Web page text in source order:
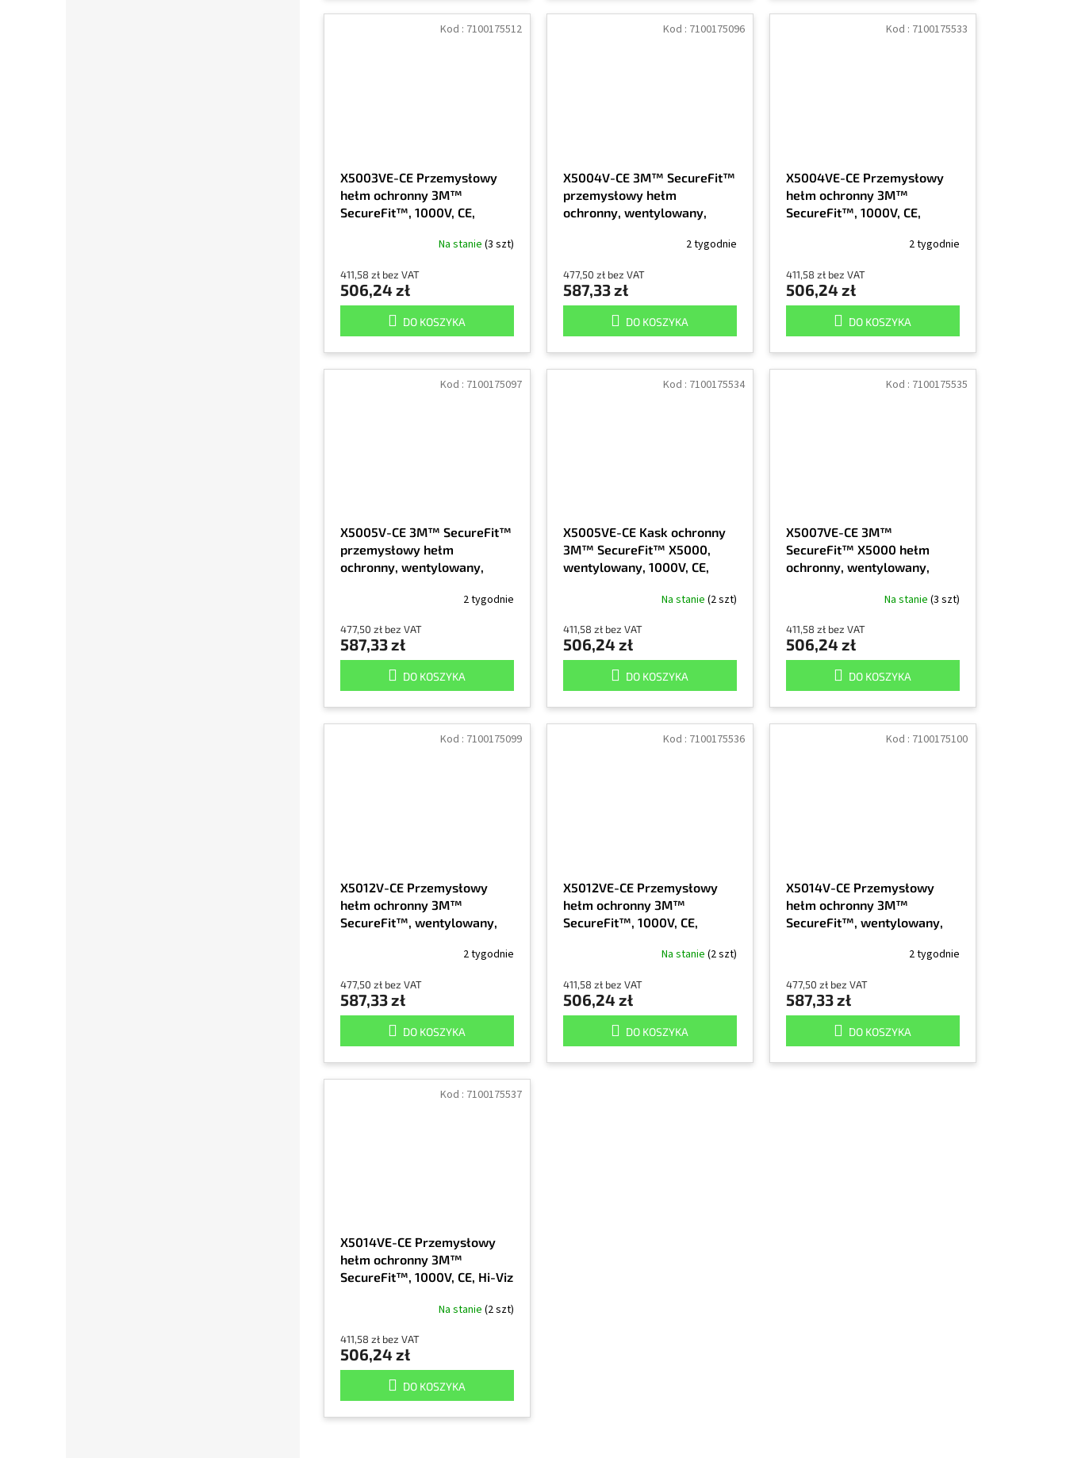
X5003VE-CE Przemysłowy
hełm ochronny 3M™
SecureFit™, 1000V, CE,
Na stanie (3 szt)
411,58 zł bez VAT
506,24 zł
DO KOSZYKA
Kod : 7100175512
X5004V-CE 3M™ SecureFit™
przemysłowy hełm
ochronny, wentylowany,
2 tygodnie
477,50 zł bez VAT
587,33 zł
DO KOSZYKA
Kod : 7100175096
X5004VE-CE Przemysłowy
hełm ochronny 3M™
SecureFit™, 1000V, CE,
2 tygodnie
411,58 zł bez VAT
506,24 zł
DO KOSZYKA
Kod : 7100175533
X5005V-CE 3M™ SecureFit™
przemysłowy hełm
ochronny, wentylowany,
2 tygodnie
477,50 zł bez VAT
587,33 zł
DO KOSZYKA
Kod : 7100175097
X5005VE-CE Kask ochronny
3M™ SecureFit™ X5000,
wentylowany, 1000V, CE,
Na stanie (2 szt)
411,58 zł bez VAT
506,24 zł
DO KOSZYKA
Kod : 7100175534
X5007VE-CE 3M™
SecureFit™ X5000 hełm
ochronny, wentylowany,
Na stanie (3 szt)
411,58 zł bez VAT
506,24 zł
DO KOSZYKA
Kod : 7100175535
X5012V-CE Przemysłowy
hełm ochronny 3M™
SecureFit™, wentylowany,
2 tygodnie
477,50 zł bez VAT
587,33 zł
DO KOSZYKA
Kod : 7100175099
X5012VE-CE Przemysłowy
hełm ochronny 3M™
SecureFit™, 1000V, CE,
Na stanie (2 szt)
411,58 zł bez VAT
506,24 zł
DO KOSZYKA
Kod : 7100175536
X5014V-CE Przemysłowy
hełm ochronny 3M™
SecureFit™, wentylowany,
2 tygodnie
477,50 zł bez VAT
587,33 zł
DO KOSZYKA
Kod : 7100175100
X5014VE-CE Przemysłowy
hełm ochronny 3M™
SecureFit™, 1000V, CE, Hi-Viz
Na stanie (2 szt)
411,58 zł bez VAT
506,24 zł
DO KOSZYKA
Kod : 7100175537